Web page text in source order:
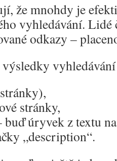
že mnohdy je
vyhledávání. Lidé
odkazy –
stránky,
úryvek z textu
„description“.